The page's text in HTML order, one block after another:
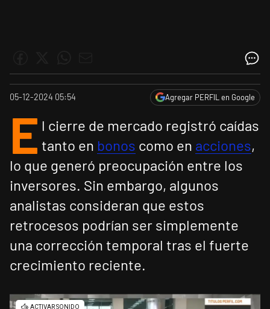
05-12-2024 05:54 Agregar PERFIL en Google
E l cierre de mercado registró caídas
tanto en bonos como en acciones,
lo que generó preocupación entre los
inversores. Sin embargo, algunos
analistas consideran que estos
retrocesos podrían ser simplemente
una corrección temporal tras el fuerte
crecimiento reciente.